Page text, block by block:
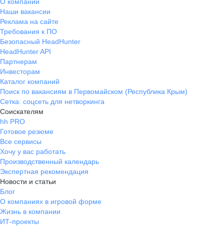
Наши вакансии
Реклама на сайте
Требования к ПО
Безопасный HeadHunter
HeadHunter API
Партнерам
Инвесторам
Каталог компаний
Поиск по вакансиям в Первомайском (Республика Крым)
Сетка: соцсеть для нетворкинга
Соискателям
hh PRO
Готовое резюме
Все сервисы
Хочу у вас работать
Производственный календарь
Экспертная рекомендация
Новости и статьи
Блог
О компаниях в игровой форме
Жизнь в компании
ИТ-проекты